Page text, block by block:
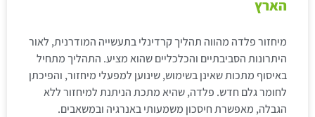
הארץ
מיחזור פלדה מהווה תהליך קרדינלי בתעשייה המודרנית, לאור
היתרונות הסביבתיים והכלכליים שהוא מציע. התהליך מתחיל
באיסוף מתכות שאינן בשימוש, שינוען למפעלי מיחזור, והפיכתן
לחומר גלם חדש. פלדה, שהיא מתכת הניתנת למיחזור ללא
הגבלה, מאפשרת חיסכון משמעותי באנרגיה ובמשאבים.